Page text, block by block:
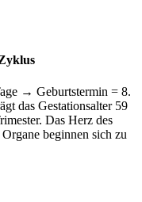
→ Geburtstermin = 8.
das Gestationsalter 59
Das Herz des
beginnen sich zu